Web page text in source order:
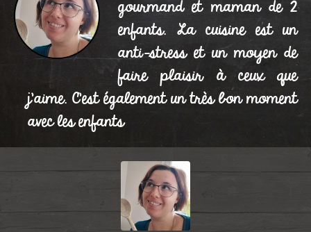
gourmand et maman de 2
enfants. La cuisine est un
anti-stress et un moyen de
faire plaisir à ceux que
j'aime. C'est également un très bon moment
avec les enfants